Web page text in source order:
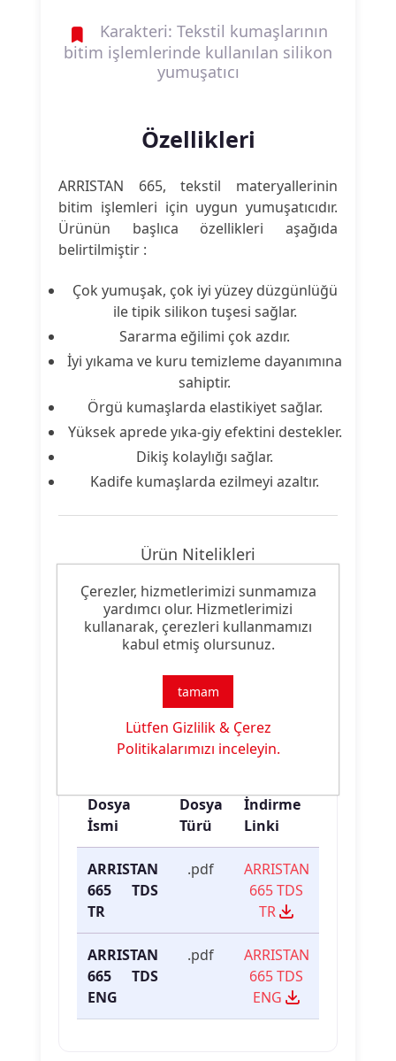
Karakteri: Tekstil kumaşlarının
bitim işlemlerinde kullanılan silikon
yumuşatıcı
Özellikleri
ARRISTAN 665, tekstil materyallerinin
bitim işlemleri için uygun yumuşatıcıdır.
Ürünün başlıca özellikleri aşağıda
belirtilmiştir :
Çok yumuşak, çok iyi yüzey düzgünlüğü
ile tipik silikon tuşesi sağlar.
Sararma eğilimi çok azdır.
İyi yıkama ve kuru temizleme dayanımına
sahiptir.
Örgü kumaşlarda elastikiyet sağlar.
Yüksek aprede yıka-giy efektini destekler.
Dikiş kolaylığı sağlar.
Kadife kumaşlarda ezilmeyi azaltır.
Ürün Nitelikleri
Ürün
Tipi:
Yumuşak Tutum Malzemesi
Dosya
İsmi
Dosya
Türü
İndirme
Linki
ARRISTAN
665 TDS
TR
.pdf
ARRISTAN
665 TDS
TR
ARRISTAN
665 TDS
ENG
.pdf
ARRISTAN
665 TDS
ENG
Çerezler, hizmetlerimizi sunmamıza
yardımcı olur. Hizmetlerimizi
kullanarak, çerezleri kullanmamızı
kabul etmiş olursunuz.
tamam
Lütfen Gizlilik & Çerez
Politikalarımızı inceleyin.